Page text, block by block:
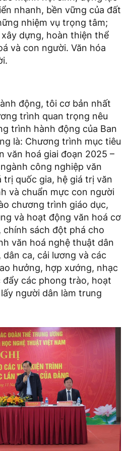
nhanh, bền vững của đất
nhiệm vụ trọng tâm;
dựng, hoàn thiện thể
và con người. Văn hóa
động, tôi cơ bản nhất
trình quan trọng nêu
trình hành động của Ban
là: Chương trình mục tiêu
văn hoá giai đoạn 2025 –
công nghiệp văn
trị quốc gia, hệ giá trị văn
và chuẩn mực con người
chương trình giáo dục,
và hoạt động văn hoá cơ
chính sách đột phá cho
văn hoá nghệ thuật dân
ca, cải lương và các
hưởng, hợp xướng, nhạc
các phong trào, hoạt
người dân làm trung